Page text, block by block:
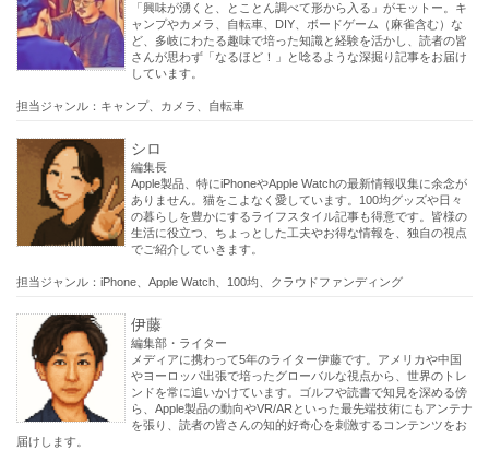
「興味が湧くと、とことん調べて形から入る」がモットー。キ
ャンプやカメラ、自転車、DIY、ボードゲーム（麻雀含む）な
ど、多岐にわたる趣味で培った知識と経験を活かし、読者の皆
さんが思わず「なるほど！」と唸るような深掘り記事をお届け
しています。
担当ジャンル：キャンプ、カメラ、自転車
シロ
編集長
Apple製品、特にiPhoneやApple Watchの最新情報収集に余念が
ありません。猫をこよなく愛しています。100均グッズや日々
の暮らしを豊かにするライフスタイル記事も得意です。皆様の
生活に役立つ、ちょっとした工夫やお得な情報を、独自の視点
でご紹介していきます。
担当ジャンル：iPhone、Apple Watch、100均、クラウドファンディング
伊藤
編集部・ライター
メディアに携わって5年のライター伊藤です。アメリカや中国
やヨーロッパ出張で培ったグローバルな視点から、世界のトレ
ンドを常に追いかけています。ゴルフや読書で知見を深める傍
ら、Apple製品の動向やVR/ARといった最先端技術にもアンテナ
を張り、読者の皆さんの知的好奇心を刺激するコンテンツをお
届けします。